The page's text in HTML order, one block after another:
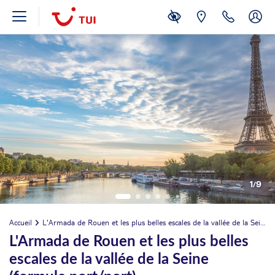
1/9
Accueil L'Armada de Rouen et les plus belles escales de la vallée de la Seine (formule port/port)
L'Armada de Rouen et les plus belles
escales de la vallée de la Seine